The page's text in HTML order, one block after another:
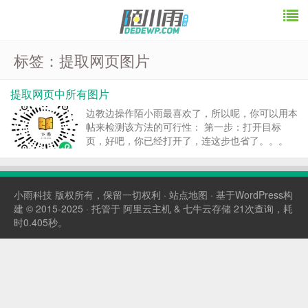
标签：提取网页图片
提取网页中所有图片
边教边操作陌小雨最喜欢了，所以呢，你可以用本
帖来检测该方法的可行性： 第一步：打开目标
页，好吧，你已经打开了，连这步也省了。。。
浏览器书签，名称自定义，网址填下面的代码：
小雨科技 版权所有，保留一切权利 · 站点地图 · 基于WordPress构
建 © 2015-2025 · 托管于 阿里云主机 & 七牛云存储 21次查询，耗
时0.405秒。